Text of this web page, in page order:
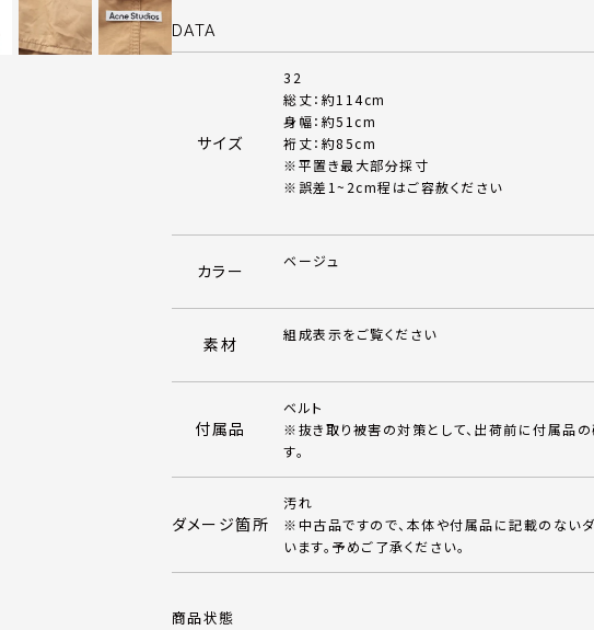
DATA
サイズ
32
総丈：約114cm
身幅：約51cm
裄丈：約85cm
※平置き最大部分採寸
※誤差1~2cm程はご容赦ください
カラー ベージュ
素材 組成表示をご覧ください
付属品
ベルト
※抜き取り被害の対策として、出荷前に付属品の
す。
ダメージ箇所
汚れ
※中古品ですので、本体や付属品に記載のない
います。予めご了承ください。
商品状態